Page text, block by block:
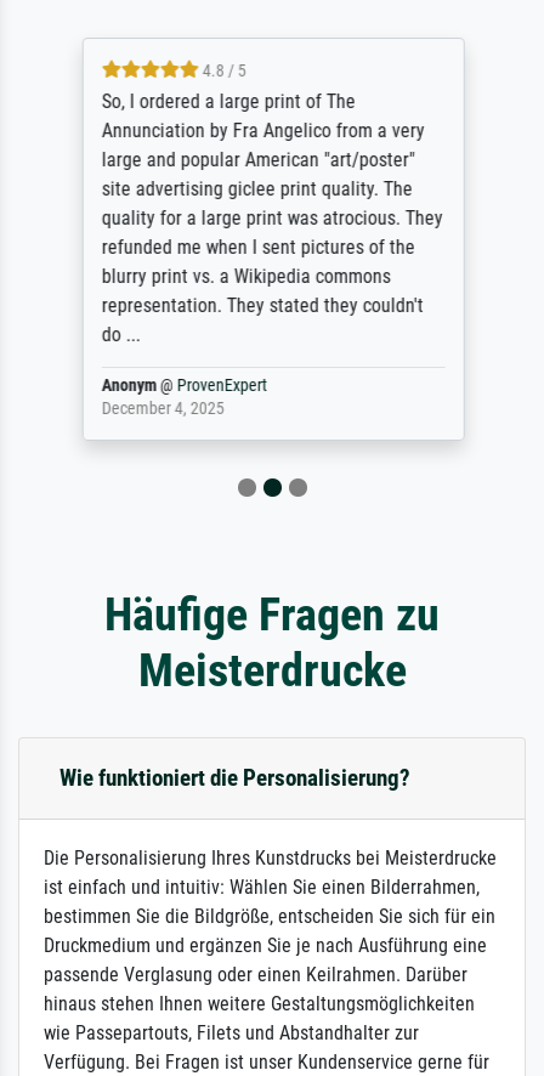
4.8 / 5
So, I ordered a large print of The
Annunciation by Fra Angelico from a very
large and popular American "art/poster"
site advertising giclee print quality. The
quality for a large print was atrocious. They
refunded me when I sent pictures of the
blurry print vs. a Wikipedia commons
representation. They stated they couldn't
do ...
Anonym@ ProvenExpert
December 4, 2025
Häufige Fragen zu
Meisterdrucke
Wie funktioniert die Personalisierung?
Die Personalisierung Ihres Kunstdrucks bei Meisterdrucke
ist einfach und intuitiv: Wählen Sie einen Bilderrahmen,
bestimmen Sie die Bildgröße, entscheiden Sie sich für ein
Druckmedium und ergänzen Sie je nach Ausführung eine
passende Verglasung oder einen Keilrahmen. Darüber
hinaus stehen Ihnen weitere Gestaltungsmöglichkeiten
wie Passepartouts, Filets und Abstandhalter zur
Verfügung. Bei Fragen ist unser Kundenservice gerne für